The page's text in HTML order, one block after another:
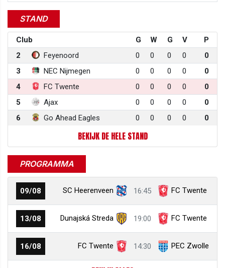
STAND
Club G W G V
P
2
Feyenoord 0 0 0 0
0
3
NEC Nijmegen 0 0 0 0
0
4
FC Twente 0 0 0 0
0
5
Ajax 0 0 0 0
0
6
Go Ahead Eagles 0 0 0 0 0
BEKIJK DE HELE STAND
PROGRAMMA
09/08 SC Heerenveen 16:45 FC Twente
13/08 Dunajská Streda 19:00 FC Twente
16/08 FC Twente 14:30 PEC Zwolle